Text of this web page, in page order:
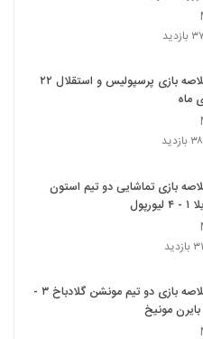
خلاصه بازی پرسپولیس و استقلال ۲۲
ماه
بازی تماشایی دو تیم استون
خلاصه بازی دو تیم مونشن گلادباخ ۳ -